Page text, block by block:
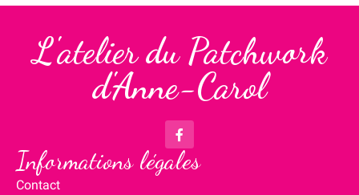
L'atelier du Patchwork
d'Anne-Carol
Informations légales
Contact